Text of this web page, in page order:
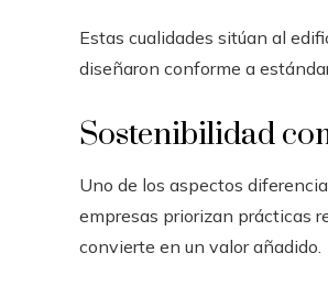
Estas cualidades sitúan al
diseñaron conforme a
Sostenibilidad
Uno de los aspectos
empresas priorizan prácticas
convierte en un valor añadido.